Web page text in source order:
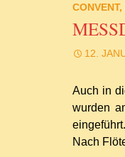
CONVENT,
12.
Auch in
wurden
Nach